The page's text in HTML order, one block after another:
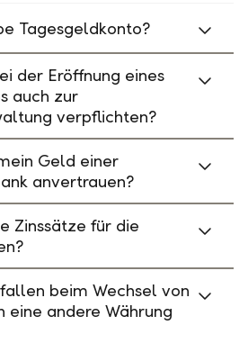
Tagesgeldkonto?
der Eröffnung eines
auch zur
verpflichten?
Geld einer
anvertrauen?
Zinssätze für die
beim Wechsel von
eine andere Währung